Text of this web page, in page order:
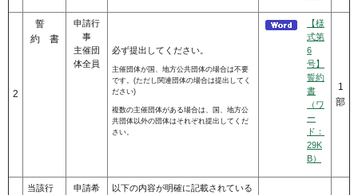
2
誓
約 書
申請行
事
主催団
体全員
必ず提出してください。
主催団体が国、地方公共団体の場合は不要
です。(ただし関連団体の場合は提出してく
ださい)
複数の主催団体がある場合は、国、地方公
共団体以外の団体はそれぞれ提出してくだ
さい。
【様
式第
6
号】
誓約
書
（ワ
ー
ド：
29K
B）
1
部
当該行
申請希
以下の内容が明確に記載されている